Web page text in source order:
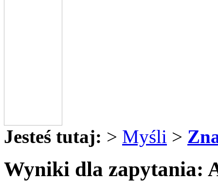
Jesteś tutaj: > Myśli >
Wyniki dla zapytania: